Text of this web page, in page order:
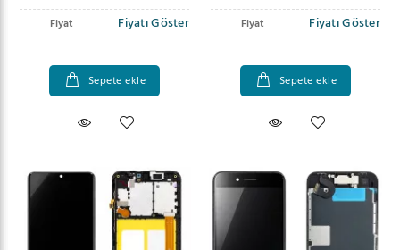
Fiyat
Fiyatı Göster
Sepete ekle
Fiyat
Fiyatı Göster
Sepete ekle